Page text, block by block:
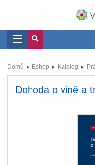
Domů Eshop Katalog
Dohoda o vině a